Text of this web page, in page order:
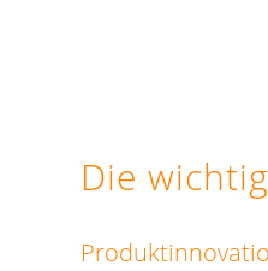
Die